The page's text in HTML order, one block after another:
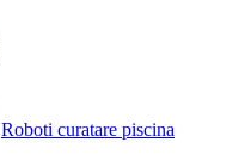
Roboti curatare piscina